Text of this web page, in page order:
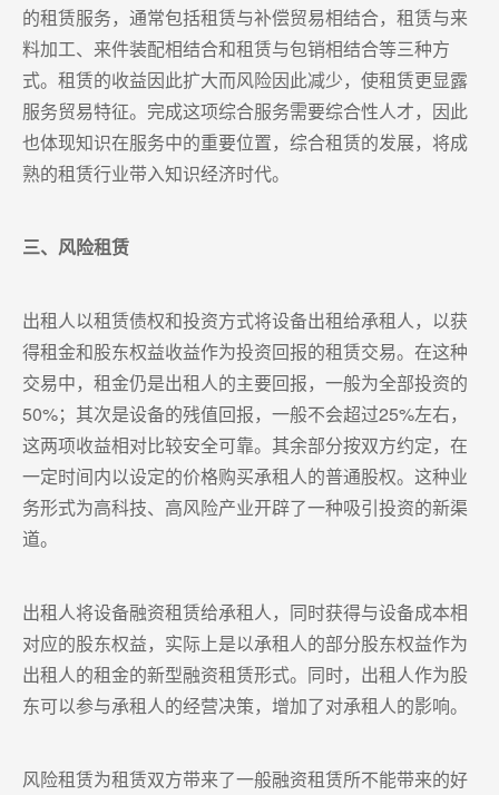
的租赁服务，通常包括租赁与补偿贸易相结合，租赁与来
料加工、来件装配相结合和租赁与包销相结合等三种方
式。租赁的收益因此扩大而风险因此减少，使租赁更显露
服务贸易特征。完成这项综合服务需要综合性人才，因此
也体现知识在服务中的重要位置，综合租赁的发展，将成
熟的租赁行业带入知识经济时代。
三、风险租赁
出租人以租赁债权和投资方式将设备出租给承租人，以获
得租金和股东权益收益作为投资回报的租赁交易。在这种
交易中，租金仍是出租人的主要回报，一般为全部投资的
50%；其次是设备的残值回报，一般不会超过25%左右，
这两项收益相对比较安全可靠。其余部分按双方约定，在
一定时间内以设定的价格购买承租人的普通股权。这种业
务形式为高科技、高风险产业开辟了一种吸引投资的新渠
道。
出租人将设备融资租赁给承租人，同时获得与设备成本相
对应的股东权益，实际上是以承租人的部分股东权益作为
出租人的租金的新型融资租赁形式。同时，出租人作为股
东可以参与承租人的经营决策，增加了对承租人的影响。
风险租赁为租赁双方带来了一般融资租赁所不能带来的好